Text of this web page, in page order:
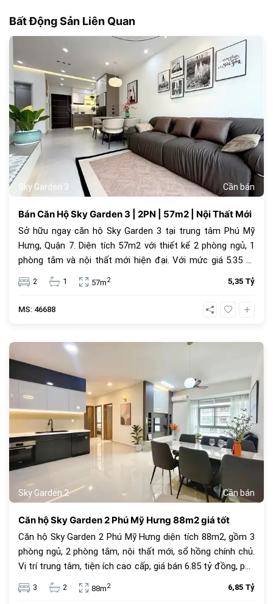
Bất Động Sản Liên Quan
Sky Garden 3 Cần bán
181
Bán Căn Hộ Sky Garden 3 | 2PN | 57m2 | Nội Thất Mới
Sở hữu ngay căn hộ Sky Garden 3 tại trung tâm Phú Mỹ
Hưng, Quận 7. Diện tích 57m2 với thiết kế 2 phòng ngủ, 1
phòng tắm và nội thất mới hiện đại. Với mức giá 5.35 tỷ
đồng, đây là lựa chọn an cư lý tưởng hoặc đầu tư cho
thuê sinh lời cao trong cộng đồng văn minh.
2 1 57m2 5,35 Tỷ
MS: 46688
Sky Garden 2 Cần bán
Căn hộ Sky Garden 2 Phú Mỹ Hưng 88m2 giá tốt
Căn hộ Sky Garden 2 Phú Mỹ Hưng diện tích 88m2, gồm 3
phòng ngủ, 2 phòng tắm, nội thất mới, sổ hồng chính chủ.
Vị trí trung tâm, tiện ích cao cấp, giá bán 6.85 tỷ đồng, phù
hợp để ở hoặc đầu tư.
3 2 88m2 6,85 Tỷ